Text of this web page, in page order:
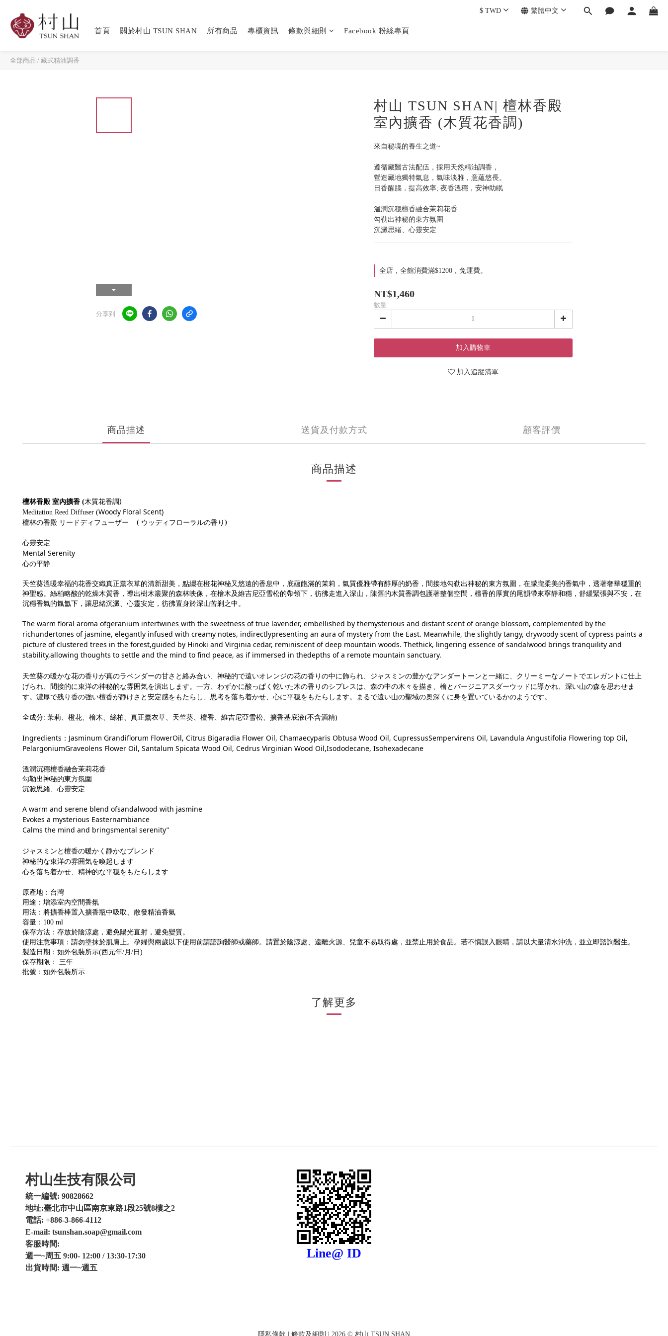
首頁 關於村山 TSUN SHAN 所有商品 專櫃資訊 條款與細則 Facebook 粉絲專頁
$ TWD 繁體中文
全部商品 / 藏式精油調香
分享到
村山 TSUN SHAN| 檀林香殿
室內擴香 (木質花香調)
來自秘境的養生之道~
遵循藏醫古法配伍，採用天然精油調香，
營造藏地獨特氣息，氣味淡雅，意蘊悠長。
日香醒腦，提高效率; 夜香溫穩，安神助眠
溫潤沉穩檀香融合茉莉花香
勾勒出神秘的東方氛圍
沉澱思緒、心靈安定
全店，全館消費滿$1200，免運費。
NT$1,460
數量
加入購物車
加入追蹤清單
商品描述 送貨及付款方式 顧客評價
商品描述
檀林香殿 室內擴香 (木質花香調)
Meditation Reed Diffuser (Woody Floral Scent)
檀林の香殿 リードディフューザー ( ウッディフローラルの香り)
心靈安定
Mental Serenity
心の平静
天竺葵溫暖幸福的花香交織真正薰衣草的清新甜美，點綴在橙花神秘又悠遠的香息中，底蘊飽滿的茉莉，氣質優雅帶有醇厚的奶香，間接地勾勒出神秘的東方氛圍，在朦朧柔美的香氣中，透著奢華穩重的
神聖感。絲柏略酸的乾燥木質香，導出樹木叢聚的森林映像，在檜木及維吉尼亞雪松的帶領下，彷彿走進入深山，陳舊的木質香調包護著整個空間，檀香的厚實的尾韻帶來寧靜和穩，舒緩緊張與不安，在
沉穩香氣的氤氳下，讓思緒沉澱、心靈安定，彷彿置身於深山苦剎之中。
The warm floral aroma ofgeranium intertwines with the sweetness of true lavender, embellished by themysterious and distant scent of orange blossom, complemented by the
richundertones of jasmine, elegantly infused with creamy notes, indirectlypresenting an aura of mystery from the East. Meanwhile, the slightly tangy, drywoody scent of cypress paints a
picture of clustered trees in the forest,guided by Hinoki and Virginia cedar, reminiscent of deep mountain woods. Thethick, lingering essence of sandalwood brings tranquility and
stability,allowing thoughts to settle and the mind to find peace, as if immersed in thedepths of a remote mountain sanctuary.
天竺葵の暖かな花の香りが真のラベンダーの甘さと絡み合い、神秘的で遠いオレンジの花の香りの中に飾られ、ジャスミンの豊かなアンダートーンと一緒に、クリーミーなノートでエレガントに仕上
げられ、間接的に東洋の神秘的な雰囲気を演出します。一方、わずかに酸っぱく乾いた木の香りのシプレスは、森の中の木々を描き、檜とバージニアスダーウッドに導かれ、深い山の森を思わせま
す。濃厚で残り香の強い檀香が静けさと安定感をもたらし、思考を落ち着かせ、心に平穏をもたらします。まるで遠い山の聖域の奥深くに身を置いているかのようです。
全成分: 茉莉、橙花、檜木、絲柏、真正薰衣草、天竺葵、檀香、維吉尼亞雪松、擴香基底液(不含酒精)
Ingredients ： Jasminum Grandiflorum FlowerOil, Citrus Bigaradia Flower Oil, Chamaecyparis Obtusa Wood Oil, CupressusSempervirens Oil, Lavandula Angustifolia Flowering top Oil,
PelargoniumGraveolens Flower Oil, Santalum Spicata Wood Oil, Cedrus Virginian Wood Oil,Isododecane, Isohexadecane
溫潤沉穩檀香融合茉莉花香
勾勒出神秘的東方氛圍
沉澱思緒、心靈安定
A warm and serene blend ofsandalwood with jasmine
Evokes a mysterious Easternambiance
Calms the mind and bringsmental serenity”
ジャスミンと檀香の暖かく静かなブレンド
神秘的な東洋の雰囲気を喚起します
心を落ち着かせ、精神的な平穏をもたらします
原產地：台灣
用途：增添室內空間香氛
用法：將擴香棒置入擴香瓶中吸取、散發精油香氣
容量： 100 ml
保存方法：存放於陰涼處，避免陽光直射，避免變質。
使用注意事項：請勿塗抹於肌膚上。孕婦與兩歲以下使用前請諮詢醫師或藥師。請置於陰涼處、遠離火源、兒童不易取得處，並禁止用於食品。若不慎誤入眼睛，請以大量清水沖洗，並立即諮詢醫生。
製造日期：如外包裝所示(西元年/月 / 日 )
保存期限： 三年
批號：如外包裝所示
了解更多
村山生技有限公司
統一編號: 90828662
地址:臺北市中山區南京東路1段25號8樓之2
電話: +886-3-866-4112
E-mail: tsunshan.soap@gmail.com
客服時間:
週一~周五 9:00- 12:00 / 13:30-17:30
出貨時間: 週一~週五
Line@ ID
隱私條款 條款及細則 | 2026 © 村山 TSUN SHAN